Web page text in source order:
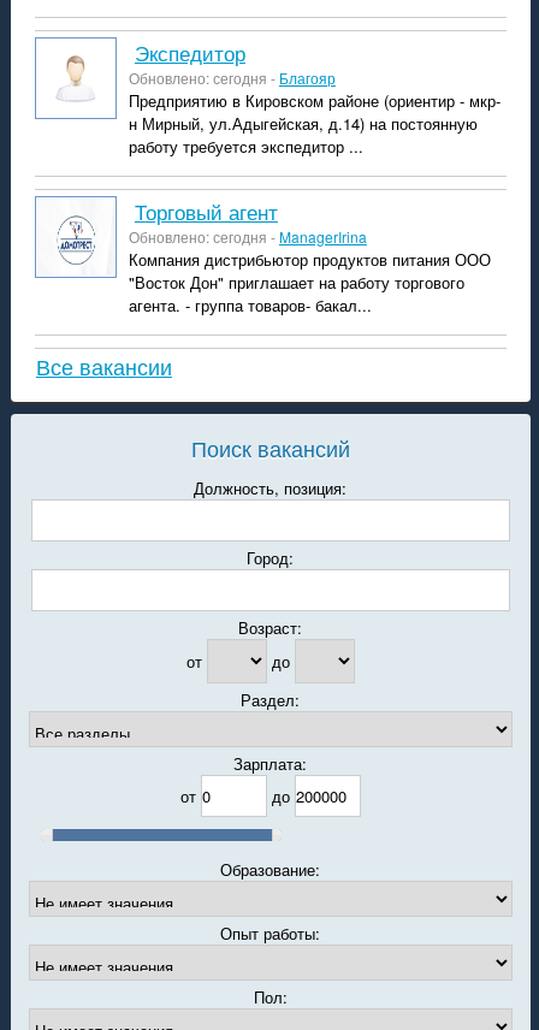
экспедитор
Обновлено: сегодня - Благояр
Предприятию в Кировском районе (ориентир - мкр-
н Мирный, ул.Адыгейская, д.14) на постоянную
работу требуется экспедитор ...
Торговый агент
Обновлено: сегодня -ManagerIrina
Компания дистрибьютор продуктов питания ООО
"Восток Дон" приглашает на работу торгового
агента. - группа товаров- бакал...
Все вакансии
Поиск вакансий
Должность, позиция:
Город:
Возраст:
от
до
Раздел:
Зарплата:
от
до
Образование:
Опыт работы:
Пол: